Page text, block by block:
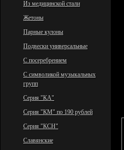
Из медицинской стали
Жетоны
Парные кулоны
Подвески универсальные
С посеребрением
С символикой музыкальных
групп
Серия "КА"
Серия "КМ" по 190 рублей
Серия "КСН"
Славянские